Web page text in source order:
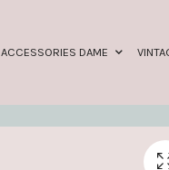
ACCESSORIES DAME